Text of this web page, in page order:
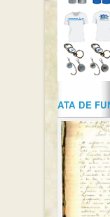
ATA DE